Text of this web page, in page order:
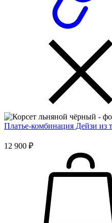
Платье-комбинация Дейзи из
12 900 ₽